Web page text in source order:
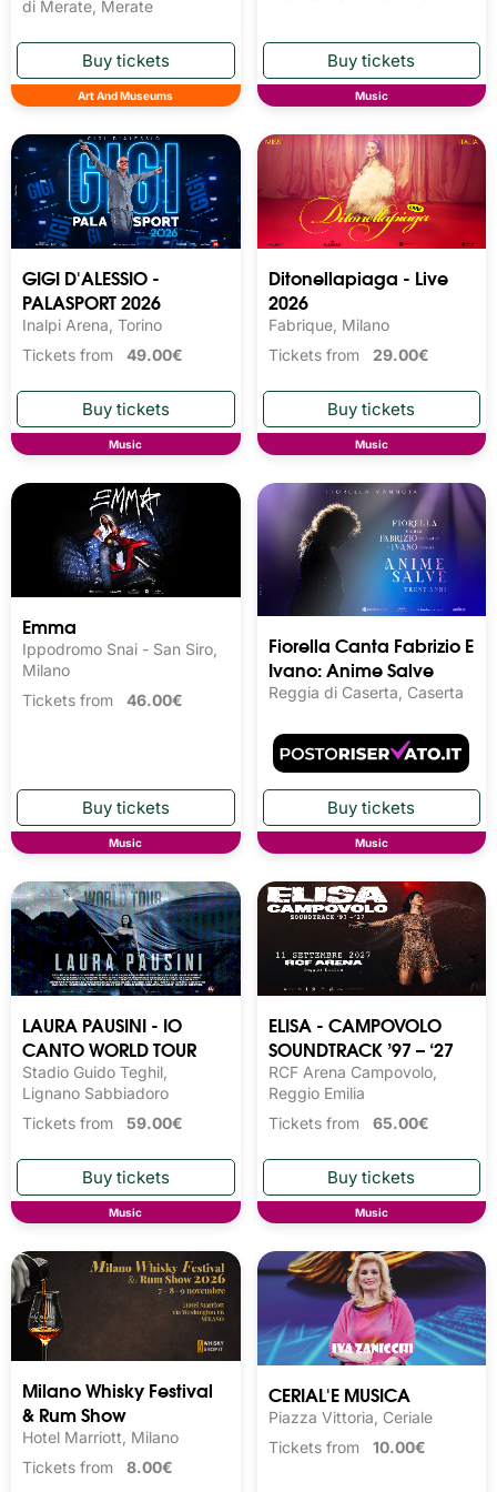
di Merate, Merate
Art And Museums Music
GIGI D'ALESSIO -
PALASPORT 2026
Inalpi Arena, Torino
Tickets from 49.00€
Music
Ditonellapiaga - Live
2026
Fabrique, Milano
Tickets from 29.00€
Music
Emma
Ippodromo Snai - San Siro,
Milano
Tickets from 46.00€
Music
Fiorella Canta Fabrizio E
Ivano: Anime Salve
Reggia di Caserta, Caserta
Music
LAURA PAUSINI - IO
CANTO WORLD TOUR
Stadio Guido Teghil,
Lignano Sabbiadoro
Tickets from 59.00€
Music
ELISA - CAMPOVOLO
SOUNDTRACK ’97 – ‘27
RCF Arena Campovolo,
Reggio Emilia
Tickets from 65.00€
Music
Milano Whisky Festival
& Rum Show
Hotel Marriott, Milano
Tickets from 8.00€
CERIAL'E MUSICA
Piazza Vittoria, Ceriale
Tickets from 10.00€